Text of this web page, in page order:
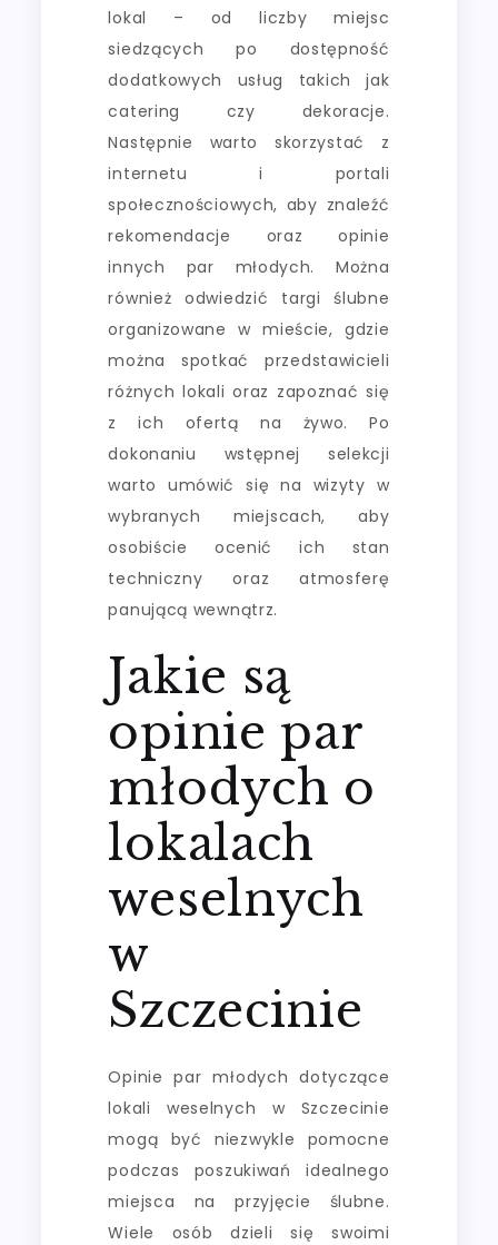
lokal – od liczby miejsc
siedzących po dostępność
dodatkowych usług takich jak
catering czy dekoracje.
Następnie warto skorzystać z
internetu i portali
społecznościowych, aby znaleźć
rekomendacje oraz opinie
innych par młodych. Można
również odwiedzić targi ślubne
organizowane w mieście, gdzie
można spotkać przedstawicieli
różnych lokali oraz zapoznać się
z ich ofertą na żywo. Po
dokonaniu wstępnej selekcji
warto umówić się na wizyty w
wybranych miejscach, aby
osobiście ocenić ich stan
techniczny oraz atmosferę
panującą wewnątrz.
Jakie są
opinie par
młodych o
lokalach
weselnych
w
Szczecinie
Opinie par młodych dotyczące
lokali weselnych w Szczecinie
mogą być niezwykle pomocne
podczas poszukiwań idealnego
miejsca na przyjęcie ślubne.
Wiele osób dzieli się swoimi